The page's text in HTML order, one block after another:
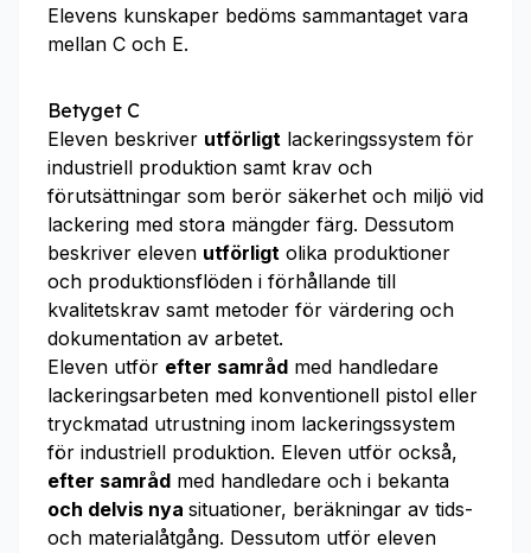
Elevens kunskaper bedöms sammantaget vara
mellan C och E.
Betyget C
Eleven beskriver utförligt lackeringssystem för
industriell produktion samt krav och
förutsättningar som berör säkerhet och miljö vid
lackering med stora mängder färg. Dessutom
beskriver eleven utförligt olika produktioner
och produktionsflöden i förhållande till
kvalitetskrav samt metoder för värdering och
dokumentation av arbetet.
Eleven utför efter samråd med handledare
lackeringsarbeten med konventionell pistol eller
tryckmatad utrustning inom lackeringssystem
för industriell produktion. Eleven utför också,
efter samråd med handledare och i bekanta
och delvis nya situationer, beräkningar av tids-
och materialåtgång. Dessutom utför eleven